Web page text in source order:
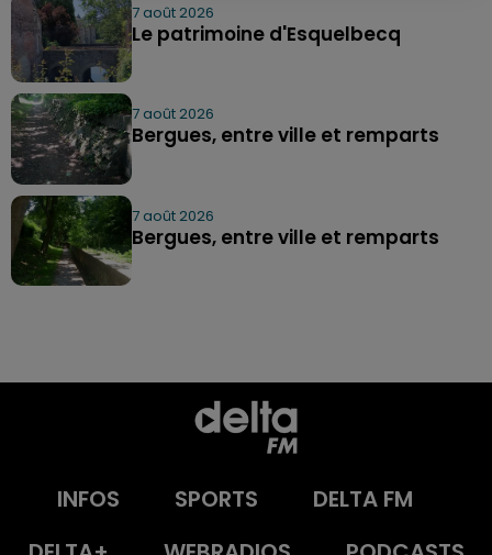
7 août 2026
Le patrimoine d'Esquelbecq
7 août 2026
Bergues, entre ville et remparts
7 août 2026
Bergues, entre ville et remparts
INFOS SPORTS
DELTA FM